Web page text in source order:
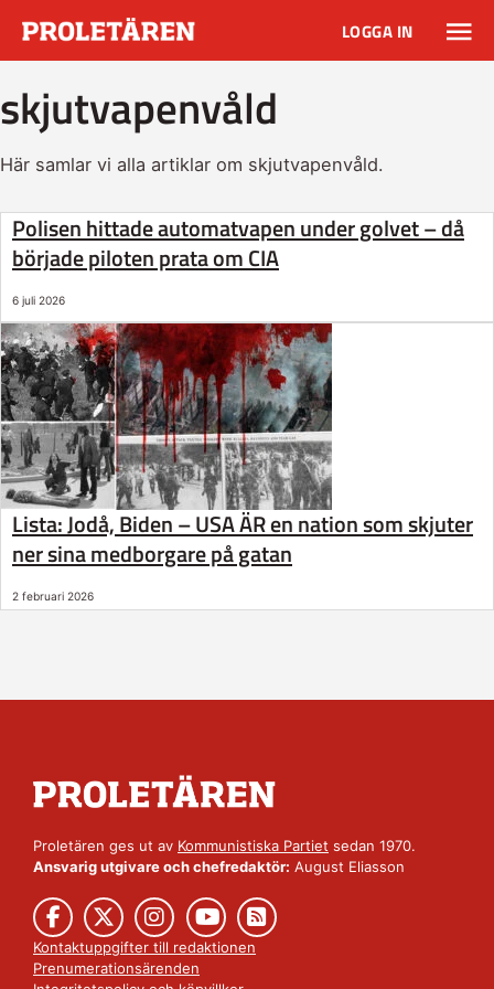
LOGGA IN
skjutvapenvåld
Här samlar vi alla artiklar om skjutvapenvåld.
Polisen hittade automatvapen under golvet – då
började piloten prata om CIA
6 juli 2026
Lista: Jodå, Biden – USA ÄR en nation som skjuter
ner sina medborgare på gatan
2 februari 2026
Proletären ges ut av Kommunistiska Partiet sedan 1970.
Ansvarig utgivare och chefredaktör: August Eliasson
Kontaktuppgifter till redaktionen
Prenumerationsärenden